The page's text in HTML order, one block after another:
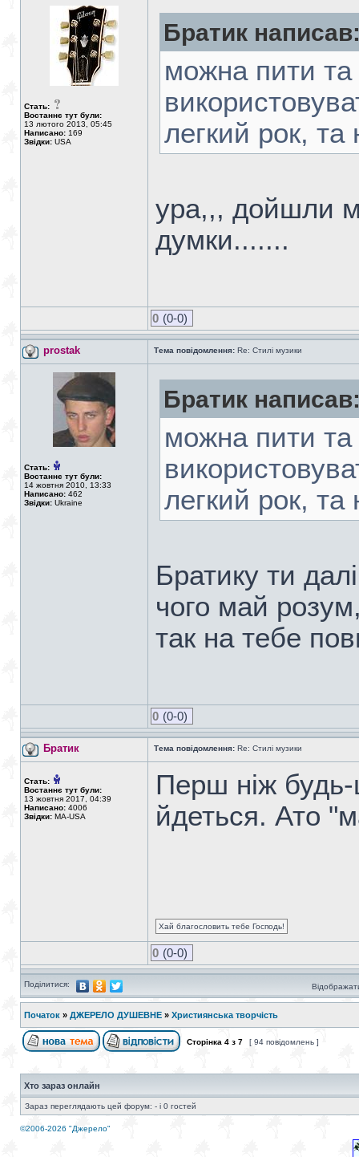
Стать:
Востаннє тут були:
13 лютого 2013, 05:45
Написано: 169
Звідки: USA
Братик
можна пити
легкий рок, та
ура,,, дойшли
думки.......
0 (0-0)
prostak Тема повідомлення: Re: Стилі музики
Стать:
Востаннє тут були:
14 жовтня 2010, 13:33
Написано: 462
Звідки: Ukraine
Братик
можна пити
легкий рок, та
Братику ти
чого май
так на тебе
0 (0-0)
Братик Тема повідомлення: Re: Стилі музики
Стать:
Востаннє тут були:
13 жовтня 2017, 04:39
Написано: 4006
Звідки: MA-USA
Перш ніж
йдеться. Ато
Хай благословить тебе Господь!
0 (0-0)
Поділитися:
Початок » ДЖЕРЕЛО ДУШЕВНЕ » Християнська творчість
Сторінка 4 з 7 [ 94 повідомлень ]
Хто зараз онлайн
Зараз переглядають цей форум: - і 0 гостей
©2006-2026 "Джерело"